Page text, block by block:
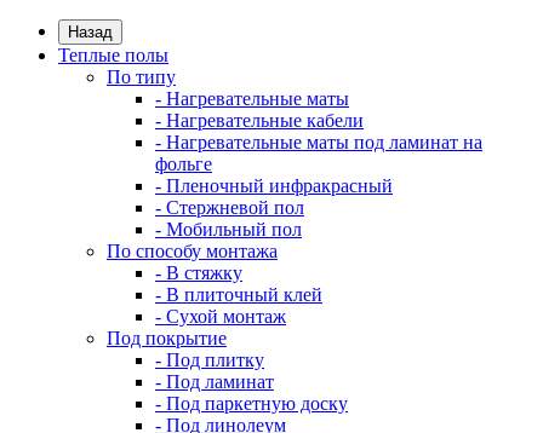
Назад
Теплые полы
По типу
- Нагревательные маты
- Нагревательные кабели
- Нагревательные маты под ламинат на
фольге
- Пленочный инфракрасный
- Стержневой пол
- Мобильный пол
По способу монтажа
- В стяжку
- В плиточный клей
- Сухой монтаж
Под покрытие
- Под плитку
- Под ламинат
- Под паркетную доску
- Под линолеум